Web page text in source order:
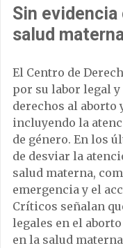
Sin evidencia
salud
El Centro de
por su labor legal
derechos al aborto
incluyendo la
de género. En los
de desviar la
salud materna,
emergencia y el
Críticos señalan
legales en el
en la salud